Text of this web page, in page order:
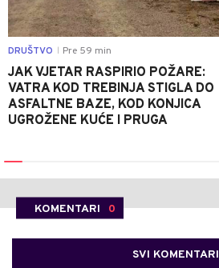
DRUŠTVO Pre 59 min
JAK VJETAR RASPIRIO POŽARE:
VATRA KOD TREBINJA STIGLA DO
ASFALTNE BAZE, KOD KONJICA
UGROŽENE KUĆE I PRUGA
KOMENTARI 0
SVI KOMENTARI